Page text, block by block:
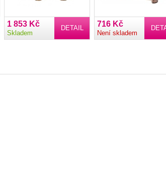
DETAIL
1 853 Kč
Skladem
716 Kč
Není skladem